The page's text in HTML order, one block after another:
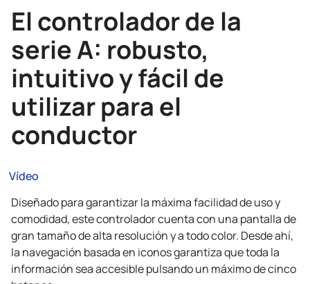
El controlador de la
serie A: robusto,
intuitivo y fácil de
utilizar para el
conductor
Vídeo
Diseñado para garantizar la máxima facilidad de uso y
comodidad, este controlador cuenta con una pantalla de
gran tamaño de alta resolución y a todo color. Desde ahí,
la navegación basada en iconos garantiza que toda la
información sea accesible pulsando un máximo de cinco